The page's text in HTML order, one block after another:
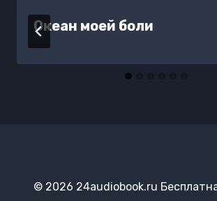
Океан моей боли
© 2026 24audiobook.ru